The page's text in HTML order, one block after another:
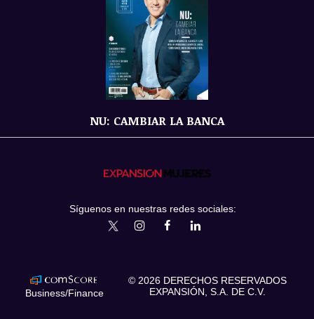
NU: CAMBIAR LA BANCA
Síguenos en nuestras redes sociales:
expansionmxExpansionMex
Business/Finance
© 2026 DERECHOS RESERVADOS
EXPANSIÓN, S.A. DE C.V.